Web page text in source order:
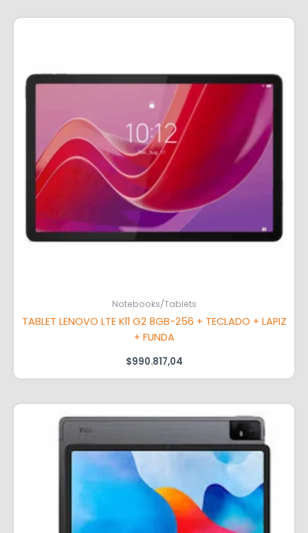
Notebooks/Tablets
TABLET LENOVO LTE K11 G2 8GB-256 + TECLADO + LAPIZ
+ FUNDA
$990.817,04